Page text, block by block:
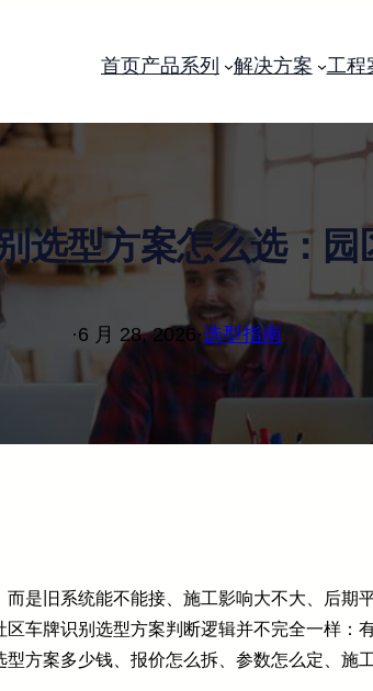
首页产品系列 解决方案 工程
选型方案怎么选：园
·6 月 28, 2026·选型指南
是旧系统能不能接、施工影响大不大、后期
车牌识别选型方案判断逻辑并不完全一样：
方案多少钱、报价怎么拆、参数怎么定、施